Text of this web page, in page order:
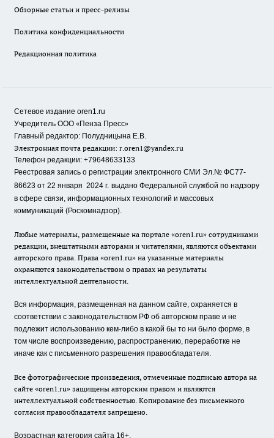
Обзорные статьи и пресс-релизы
Политика конфиденциальности
Редакционная политика
Сетевое издание oren1.ru
Учредитель ООО «Пенза Пресс»
Главный редактор: Полудницына Е.В.
Электронная почта редакции: r.oren1@yandex.ru
Телефон редакции: +79648633133
Реестровая запись о регистрации электронного СМИ Эл.№ ФС77-
86623 от 22 января 2024 г. выдано Федеральной службой по надзору
в сфере связи, информационных технологий и массовых
коммуникаций (Роскомнадзор).
Любые материалы, размещенные на портале «oren1.ru» сотрудниками
редакции, внештатными авторами и читателями, являются объектами
авторского права. Права «oren1.ru» на указанные материалы
охраняются законодательством о правах на результаты
интеллектуальной деятельности.
Вся информация, размещенная на данном сайте, охраняется в
соответствии с законодательством РФ об авторском праве и не
подлежит использованию кем-либо в какой бы то ни было форме, в
том числе воспроизведению, распространению, переработке не
иначе как с письменного разрешения правообладателя.
Все фотографические произведения, отмеченные подписью автора на
сайте «oren1.ru» защищены авторским правом и являются
интеллектуальной собственностью. Копирование без письменного
согласия правообладателя запрещено.
Возрастная категория сайта 16+.